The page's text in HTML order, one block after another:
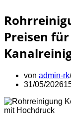
Preisen
von admin-rk
31/05/2026